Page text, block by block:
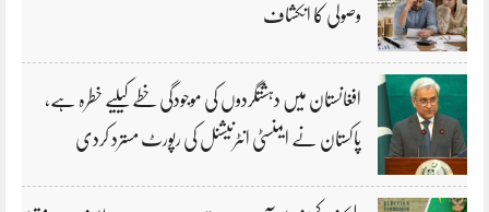
وصولی کا انکشاف
افغانستان میں دہشتگردوں کی موجودگی خطے کیلیے خطرہ ہے،
پاکستان نے ایمنسٹی انٹرنیشنل کی رپورٹ مسترد کردی